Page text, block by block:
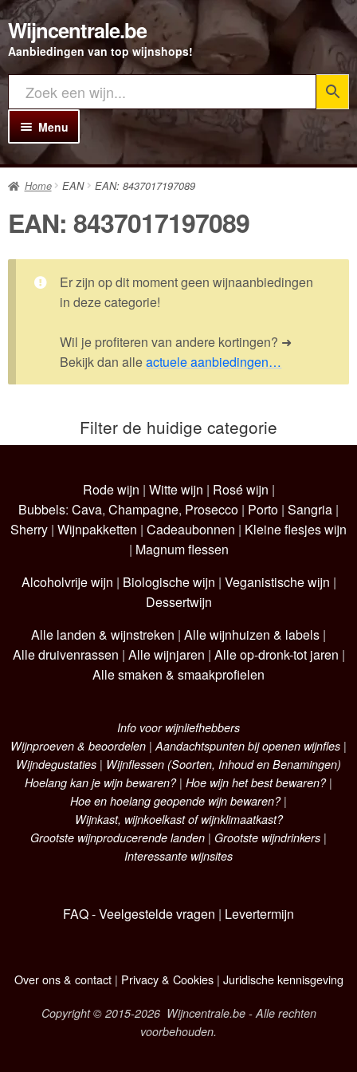
Ga
door
naar
navigatie
Ga
direct
naar
inhoud
Wijncentrale.be
Aanbiedingen van top wijnshops!
Menu
Home
Alle Wijnen
Rode wijn
Witte wijn
Rosé wijn
Porto
Wijnpakketten
Kleine flesjes
Cadeaubonnen
Home EAN EAN: 8437017197089
EAN: 8437017197089
Er zijn op dit moment geen wijnaanbiedingen
in deze categorie!
Wil je profiteren van andere kortingen? ➜
Bekijk dan alleactuele aanbiedingen…
Filter de huidige categorie
Rode wijn | Witte wijn | Rosé wijn |
Bubbels: Cava, Champagne, Prosecco | Porto | Sangria |
Sherry | Wijnpakketten | Cadeaubonnen | Kleine flesjes wijn
| Magnum flessen
Alcoholvrije wijn | Biologische wijn | Veganistische wijn |
Dessertwijn
Alle landen & wijnstreken | Alle wijnhuizen & labels |
Alle druivenrassen | Alle wijnjaren | Alle op-dronk-tot jaren |
Alle smaken & smaakprofielen
Info voor wijnliefhebbers
Wijnproeven & beoordelen |Aandachtspunten bij openen wijnfles |
Wijndegustaties | Wijnflessen (Soorten, Inhoud en Benamingen)
Hoelang kan je wijn bewaren?| Hoe wijn het best bewaren?|
Hoe en hoelang geopende wijn bewaren?|
Wijnkast, wijnkoelkast of wijnklimaatkast?
Grootste wijnproducerende landen | Grootste wijndrinkers |
Interessante wijnsites
FAQ - Veelgestelde vragen | Levertermijn
Over ons & contact| Privacy & Cookies| Juridische kennisgeving
Copyright © 2015-2026 Wijncentrale.be - Alle rechten
voorbehouden.